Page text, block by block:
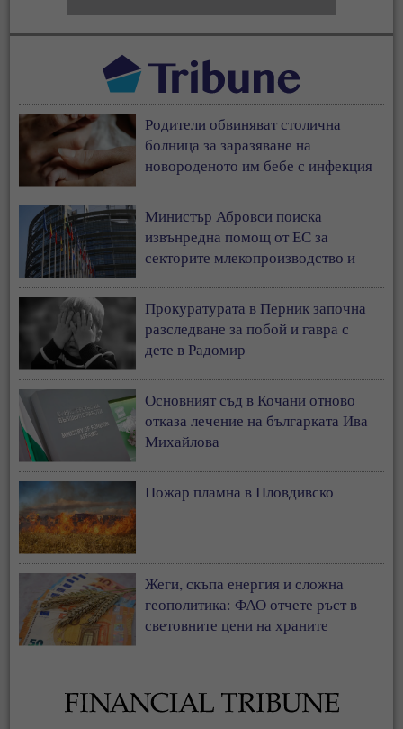
Родители обвиняват столична
болница за заразяване на
новороденото им бебе с инфекция
Министър Абровси поиска
извънредна помощ от ЕС за
секторите млекопроизводство и
Прокуратурата в Перник започна
разследване за побой и гавра с
дете в Радомир
Основният съд в Кочани отново
отказа лечение на българката Ива
Михайлова
Пожар пламна в Пловдивско
Жеги, скъпа енергия и сложна
геополитика: ФАО отчете ръст в
световните цени на храните